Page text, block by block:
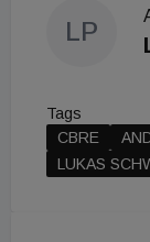
LP
Tags
CBRE
LUKAS